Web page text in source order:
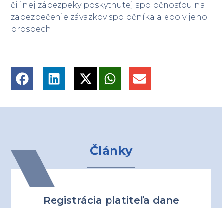
či inej zábezpeky poskytnutej spoločnosťou na
zabezpečenie záväzkov spoločníka alebo v jeho
prospech.
Články
Registrácia platiteľa dane